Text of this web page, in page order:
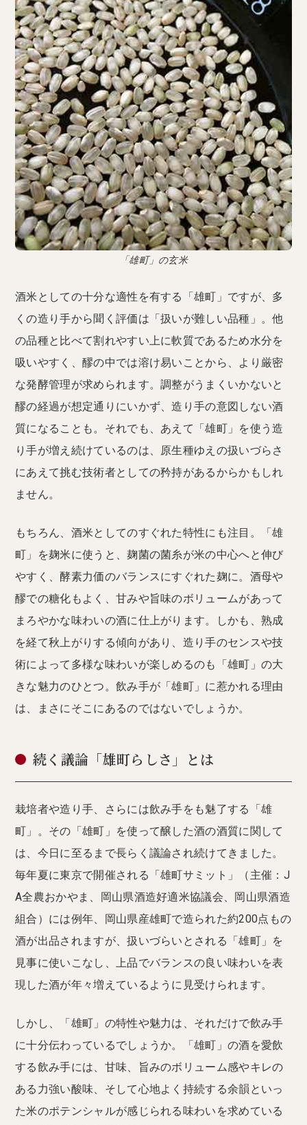
「雄町」の玄米
酒米としての十分な適性を有する「雄町」ですが、多
くの造り手から聞く評価は「扱いが難しい品種」。他
の品種と比べて割れやすい上に軟質であるため水分を
吸いやすく、醪の中では溶け易いことから、より厳密
な発酵管理が求められます。調整がうまくいかないと
醪の経過が想定通りにいかず、造り手の意図しない酒
質になることも。それでも、あえて「雄町」を使う造
り手が増え続けているのは、原生種ゆえの扱いづらさ
にあえて挑む技術者としての矜持があるからかもしれ
ません。
もちろん、酒米としてのすぐれた特性にも注目。「雄
町」を麹米に使うと、麹菌の菌糸が米の中心へと伸び
やすく、酵素力価のバランスにすぐれた麹に。酒母や
醪での糖化もよく、甘みや旨味のボリュームがあって
まろやかな味わいの酒に仕上がります。しかも、熟成
を経て秋上がりする傾向があり、造り手のセンスや技
術によって多様な味わいが楽しめるのも「雄町」の大
きな魅力のひとつ。飲み手が「雄町」に惹かれる理由
は、まさにそこにあるのではないでしょうか。
続く議論「雄町らしさ」とは
栽培者や造り手、さらには飲み手をも魅了する「雄
町」。その「雄町」を使って醸した酒の酒質に関して
は、今日に至るまで長らく議論され続けてきました。
毎年夏に東京で開催される「雄町サミット」（主催：J
A全農おかやま、岡山県酒造好適米協議会、岡山県酒造
組合）には例年、岡山県産雄町で造られた約200点もの
酒が出品されますが、扱いづらいとされる「雄町」を
見事に使いこなし、上品でバランスの良い味わいを表
現した酒が年々増えているように見受けられます。
しかし、「雄町」の特性や魅力は、それだけで飲み手
に十分伝わっているでしょうか。「雄町」の酒を愛飲
する飲み手には、甘味、旨みのボリューム感やキレの
ある力強い酸味、そして心地よく持続する余韻といっ
た米のポテンシャルが感じられる味わいを求めている